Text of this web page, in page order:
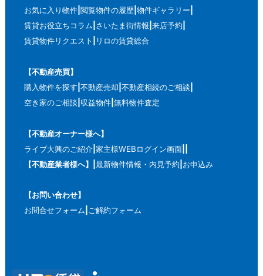
お気に入り物件 閲覧物件の履歴 物件ギャラリー
賃貸お役立ちコラム さいたま街情報 来店予約
賃貸物件リクエスト
リロの賃貸総合
【不動産売買】
購入物件を探す 不動産売却 不動産相続のご相談
空き家のご相談 収益物件 無料物件査定
【不動産オーナー様へ】
ライブ大興のご紹介 家主様WEBログイン画面
【不動産業者様へ】
最新物件情報・内見予約 お申込み
【お問い合わせ】
お問合せフォーム ご解約フォーム